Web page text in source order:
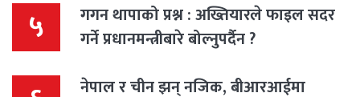
५
गगन थापाको प्रश्न : अख्तियारले फाइल सदर
गर्ने प्रधानमन्त्रीबारे बोल्नुपर्दैन ?
नेपाल र चीन झन् नजिक, बीआरआईमा